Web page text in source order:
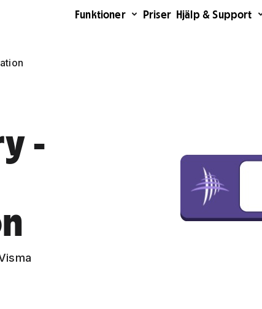
Funktioner Priser Hjälp & Support
-